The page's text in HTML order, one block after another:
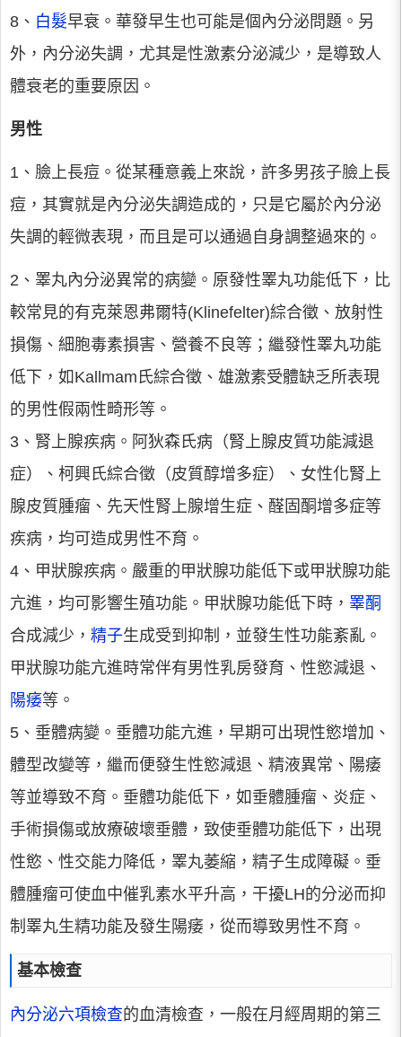
8、 白髮早衰。華發早生也可能是個內分泌問題。另
外，內分泌失調，尤其是性激素分泌減少，是導致人
體衰老的重要原因。
男性
1、臉上長痘。從某種意義上來說，許多男孩子臉上長
痘，其實就是內分泌失調造成的，只是它屬於內分泌
失調的輕微表現，而且是可以通過自身調整過來的。
2、睪丸內分泌異常的病變。原發性睪丸功能低下，比
較常見的有克萊恩弗爾特(Klinefelter)綜合徵、放射性
損傷、細胞毒素損害、營養不良等；繼發性睪丸功能
低下，如Kallmam氏綜合徵、雄激素受體缺乏所表現
的男性假兩性畸形等。
3、腎上腺疾病。阿狄森氏病（腎上腺皮質功能減退
症）、柯興氏綜合徵（皮質醇增多症）、女性化腎上
腺皮質腫瘤、先天性腎上腺增生症、醛固酮增多症等
疾病，均可造成男性不育。
4、甲狀腺疾病。嚴重的甲狀腺功能低下或甲狀腺功能
亢進，均可影響生殖功能。甲狀腺功能低下時， 睪酮
合成減少， 精子生成受到抑制，並發生性功能紊亂。
甲狀腺功能亢進時常伴有男性乳房發育、性慾減退、
陽痿等。
5、垂體病變。垂體功能亢進，早期可出現性慾增加、
體型改變等，繼而便發生性慾減退、精液異常、陽痿
等並導致不育。垂體功能低下，如垂體腫瘤、炎症、
手術損傷或放療破壞垂體，致使垂體功能低下，出現
性慾、性交能力降低，睪丸萎縮，精子生成障礙。垂
體腫瘤可使血中催乳素水平升高，干擾LH的分泌而抑
制睪丸生精功能及發生陽痿，從而導致男性不育。
基本檢查
內分泌六項檢查的血清檢查，一般在月經周期的第三